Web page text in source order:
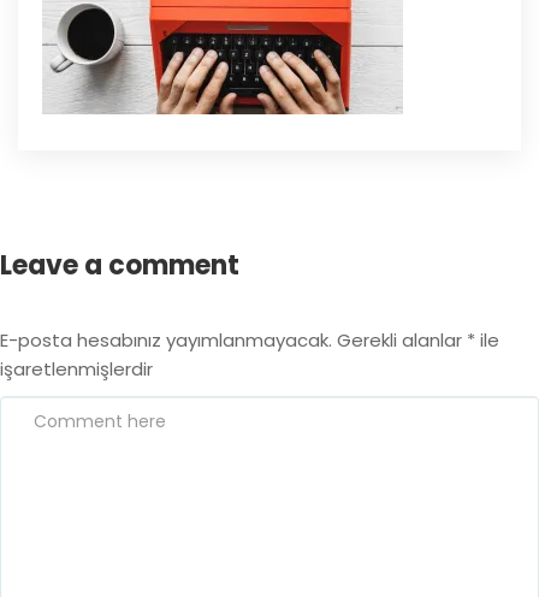
Leave a comment
E-posta hesabınız yayımlanmayacak. Gerekli alanlar * ile
işaretlenmişlerdir